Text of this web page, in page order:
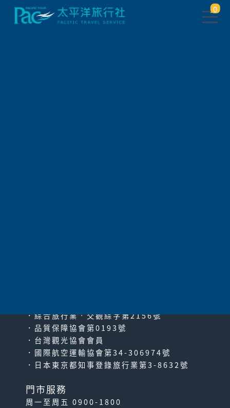
0
．綜合旅行業‧交觀綜字第2156號
．品質保障協會第0193號
．台灣觀光協會會員
．國際航空運輸協會第34-306974號
．日本東京都知事登錄旅行業第3-8632號
門市服務
周一至周五 0900-1800